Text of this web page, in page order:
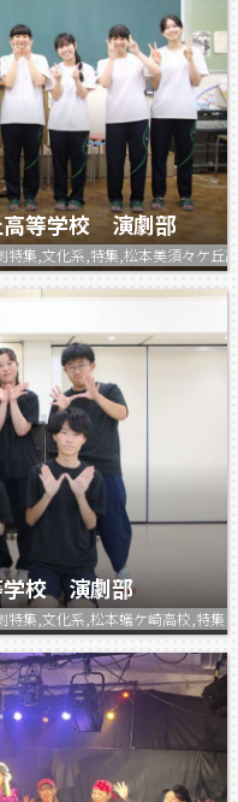
高等学校 演劇部
特集,文化系,特集,松本美須々ケ丘
学校 演劇部
特集,文化系,松本蟻ケ崎高校,特集